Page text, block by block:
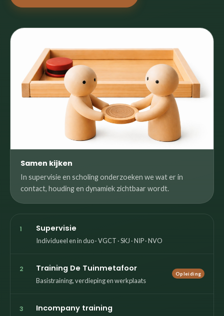
Samen kijken
In supervisie en scholing onderzoeken we wat er in
contact, houding en dynamiek zichtbaar wordt.
1 Supervisie
Individueel en in duo · VGCT · SKJ · NIP · NVO
2 Training De Tuinmetafoor
Basistraining, verdieping en werkplaats
Opleiding
3 Incompany training